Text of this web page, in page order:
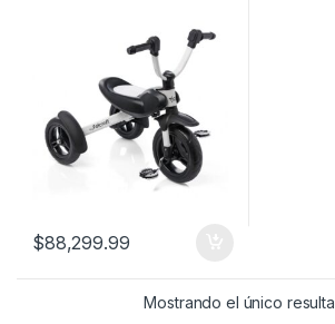
$88,299.99
Mostrando el único